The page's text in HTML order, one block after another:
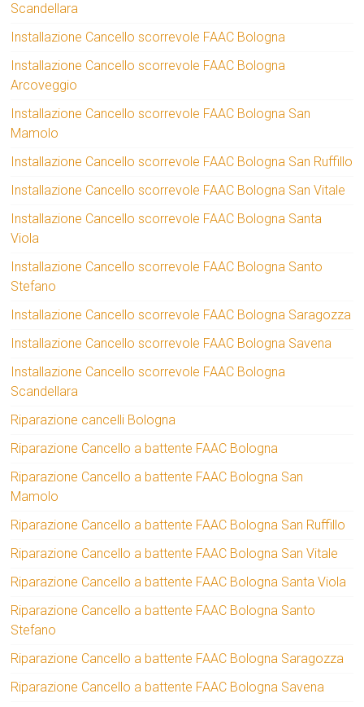
Scandellara
Installazione Cancello scorrevole FAAC Bologna
Installazione Cancello scorrevole FAAC Bologna
Arcoveggio
Installazione Cancello scorrevole FAAC Bologna San
Mamolo
Installazione Cancello scorrevole FAAC Bologna San Ruffillo
Installazione Cancello scorrevole FAAC Bologna San Vitale
Installazione Cancello scorrevole FAAC Bologna Santa
Viola
Installazione Cancello scorrevole FAAC Bologna Santo
Stefano
Installazione Cancello scorrevole FAAC Bologna Saragozza
Installazione Cancello scorrevole FAAC Bologna Savena
Installazione Cancello scorrevole FAAC Bologna
Scandellara
Riparazione cancelli Bologna
Riparazione Cancello a battente FAAC Bologna
Riparazione Cancello a battente FAAC Bologna San
Mamolo
Riparazione Cancello a battente FAAC Bologna San Ruffillo
Riparazione Cancello a battente FAAC Bologna San Vitale
Riparazione Cancello a battente FAAC Bologna Santa Viola
Riparazione Cancello a battente FAAC Bologna Santo
Stefano
Riparazione Cancello a battente FAAC Bologna Saragozza
Riparazione Cancello a battente FAAC Bologna Savena